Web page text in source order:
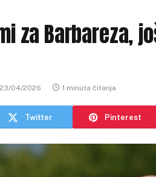
za Barbareza,
23/04/2026 1 minuta čitanja
Twitter Pinterest